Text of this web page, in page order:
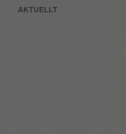
AKTUELLT